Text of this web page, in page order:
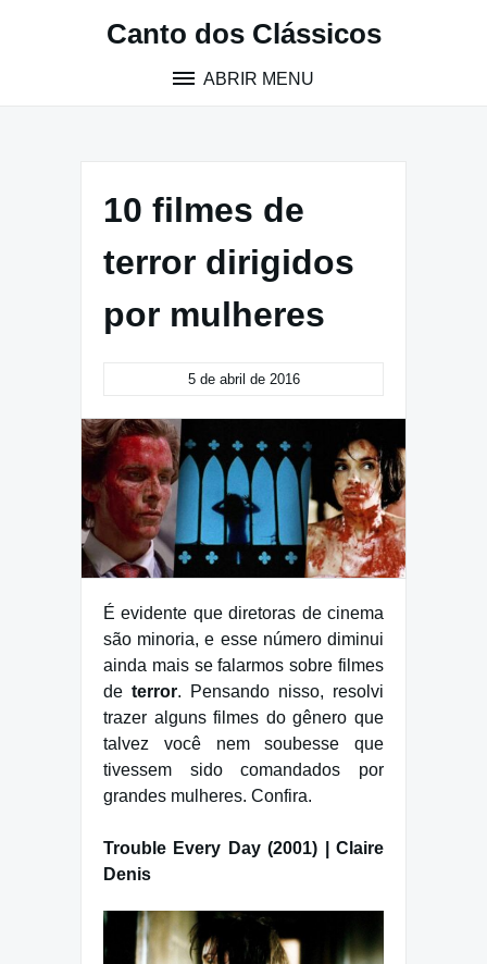
Canto dos Clássicos
ABRIR MENU
10 filmes de
terror dirigidos
por mulheres
5 de abril de 2016
É evidente que diretoras de cinema
são minoria, e esse número diminui
ainda mais se falarmos sobre filmes
de terror. Pensando nisso, resolvi
trazer alguns filmes do gênero que
talvez você nem soubesse que
tivessem sido comandados por
grandes mulheres. Confira.
Trouble Every Day (2001) | Claire
Denis